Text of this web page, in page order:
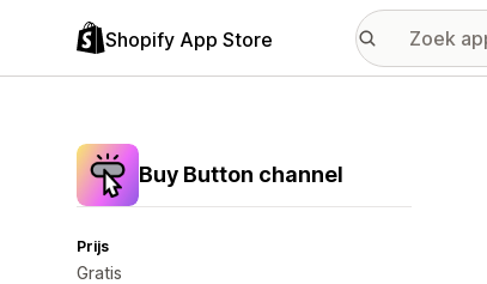
Shopify App Store
Buy Button channel
Prijs
Gratis